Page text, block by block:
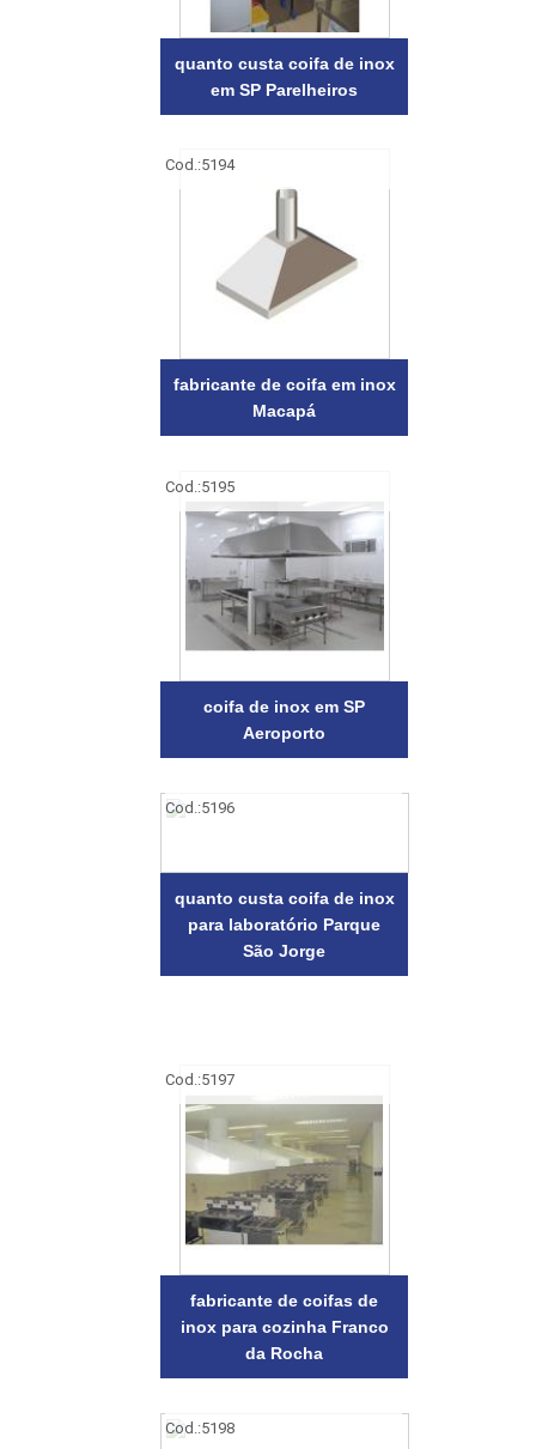
quanto custa coifa de inox
em SP Parelheiros
Cod.:5194
fabricante de coifa em inox
Macapá
Cod.:5195
coifa de inox em SP
Aeroporto
Cod.:5196
quanto custa coifa de inox
para laboratório Parque
São Jorge
Cod.:5197
fabricante de coifas de
inox para cozinha Franco
da Rocha
Cod.:5198